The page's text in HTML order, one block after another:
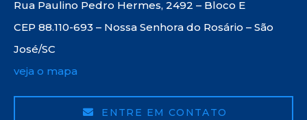
Rua Paulino Pedro Hermes, 2492 – Bloco E
CEP 88.110-693 – Nossa Senhora do Rosário – São
José/SC
veja o mapa
ENTRE EM CONTATO